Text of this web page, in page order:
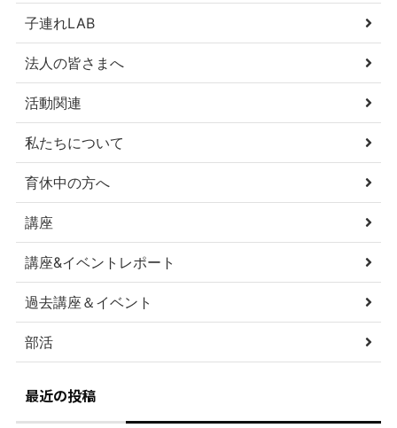
子連れLAB
法人の皆さまへ
活動関連
私たちについて
育休中の方へ
講座
講座&イベントレポート
過去講座＆イベント
部活
最近の投稿